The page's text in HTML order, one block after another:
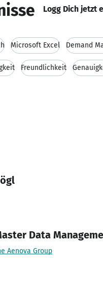
Logg Dich jetzt
Microsoft Excel Demand
Freundlichkeit
Data
Aenova Group